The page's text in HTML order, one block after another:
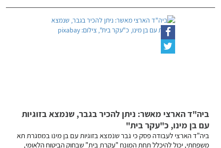
ביה"ד הארצי מאשר: ניתן להכיר בגבר, שנמצא בזוגיות
עם בן מינו, כ"עקר בית"
ביה"ד הארצי לעבודה פסק כי גבר שנמצא בזוגיות עם בן מינו במסגרת תא
משפחתי, יכול להיכלל תחת המונח "עקרת בית" שבחוק הביטוח הלאומי,